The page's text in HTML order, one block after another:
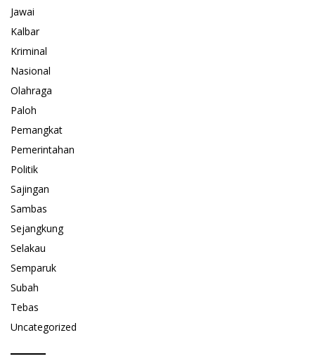
Jawai
Kalbar
Kriminal
Nasional
Olahraga
Paloh
Pemangkat
Pemerintahan
Politik
Sajingan
Sambas
Sejangkung
Selakau
Semparuk
Subah
Tebas
Uncategorized